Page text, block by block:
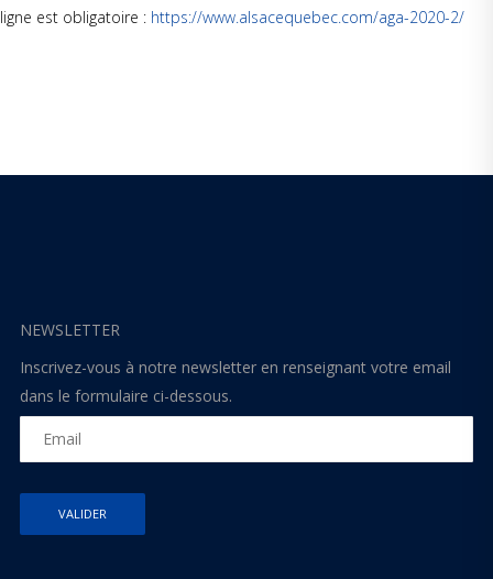
ligne est obligatoire : https://www.alsacequebec.com/aga-2020-2/
NEWSLETTER
Inscrivez-vous à notre newsletter en renseignant votre email
dans le formulaire ci-dessous.